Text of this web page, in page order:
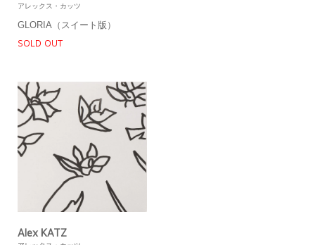
アレックス・カッツ
GLORIA（スイート版）
SOLD OUT
Alex KATZ